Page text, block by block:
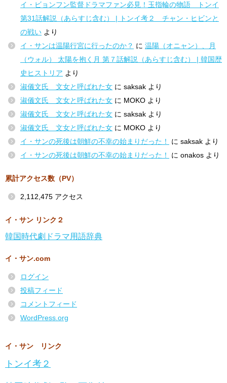
イ・ビョンフン監督ドラマファン必見！玉指輪の物語 トンイ
第31話解説（あらすじ含む） | トンイ考２ チャン・ヒビンと
の戦い より
イ・サンは温陽行宮に行ったのか？ に 温陽（オニャン）、月
（ウォル） 太陽を抱く月 第７話解説（あらすじ含む） | 韓国歴
史ヒストリア より
淑儀文氏 文女と呼ばれた女 に saksak より
淑儀文氏 文女と呼ばれた女 に MOKO より
淑儀文氏 文女と呼ばれた女 に saksak より
淑儀文氏 文女と呼ばれた女 に MOKO より
イ・サンの死後は朝鮮の不幸の始まりだった！
に saksak より
イ・サンの死後は朝鮮の不幸の始まりだった！
に onakos より
累計アクセス数（PV）
2,112,475 アクセス
イ・サン リンク２
韓国時代劇ドラマ用語辞典
イ・サン.com
ログイン
投稿フィード
コメントフィード
WordPress.org
イ・サン リンク
トンイ考２